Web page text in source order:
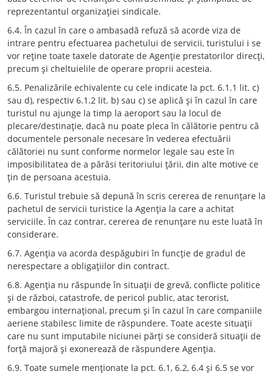
reprezentantul organizaţiei sindicale.
6.4. În cazul în care o ambasadă refuză să acorde viza de
intrare pentru efectuarea pachetului de servicii, turistului i se
vor reţine toate taxele datorate de Agenţie prestatorilor direcţi,
precum şi cheltuielile de operare proprii acesteia.
6.5. Penalizările echivalente cu cele indicate la pct. 6.1.1 lit. c)
sau d), respectiv 6.1.2 lit. b) sau c) se aplică şi în cazul în care
turistul nu ajunge la timp la aeroport sau la locul de
plecare/destinaţie, dacă nu poate pleca în călătorie pentru că
documentele personale necesare în vederea efectuării
călătoriei nu sunt conforme normelor legale sau este în
imposibilitatea de a părăsi teritoriului ţării, din alte motive ce
ţin de persoana acestuia.
6.6. Turistul trebuie să depună în scris cererea de renunţare la
pachetul de servicii turistice la Agenţia la care a achitat
serviciile. În caz contrar, cererea de renunţare nu este luată în
considerare.
6.7. Agenţia va acorda despăgubiri în funcţie de gradul de
nerespectare a obligaţiilor din contract.
6.8. Agenţia nu răspunde în situaţii de grevă, conflicte politice
şi de război, catastrofe, de pericol public, atac terorist,
embargou internaţional, precum şi în cazul în care companiile
aeriene stabilesc limite de răspundere. Toate aceste situaţii
care nu sunt imputabile niciunei părţi se consideră situaţii de
forţă majoră şi exonerează de răspundere Agenţia.
6.9. Toate sumele menţionate la pct. 6.1, 6.2, 6.4 şi 6.5 se vor